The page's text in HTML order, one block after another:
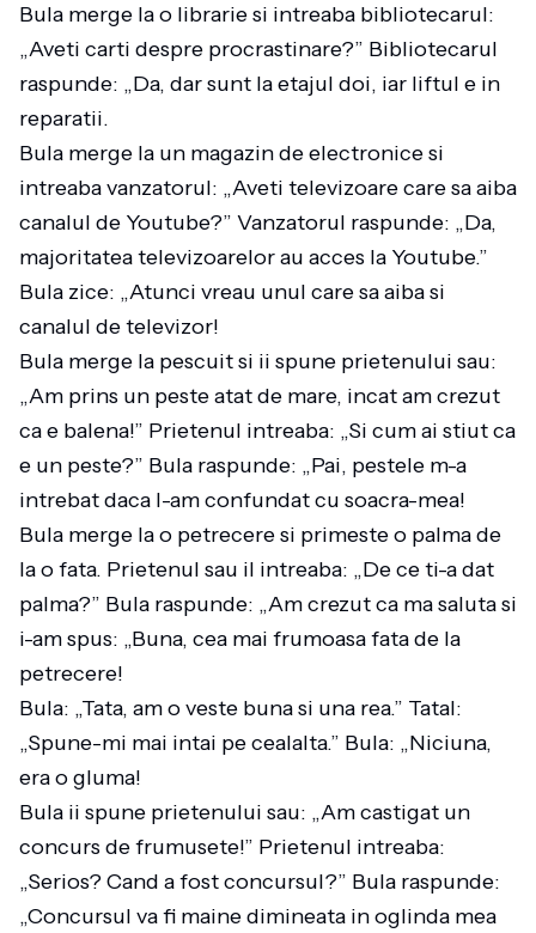
Bula merge la o librarie si intreaba bibliotecarul:
„Aveti carti despre procrastinare?” Bibliotecarul
raspunde: „Da, dar sunt la etajul doi, iar liftul e in
reparatii.
Bula merge la un magazin de electronice si
intreaba vanzatorul: „Aveti televizoare care sa aiba
canalul de Youtube?” Vanzatorul raspunde: „Da,
majoritatea televizoarelor au acces la Youtube.”
Bula zice: „Atunci vreau unul care sa aiba si
canalul de televizor!
Bula merge la pescuit si ii spune prietenului sau:
„Am prins un peste atat de mare, incat am crezut
ca e balena!” Prietenul intreaba: „Si cum ai stiut ca
e un peste?” Bula raspunde: „Pai, pestele m-a
intrebat daca l-am confundat cu soacra-mea!
Bula merge la o petrecere si primeste o palma de
la o fata. Prietenul sau il intreaba: „De ce ti-a dat
palma?” Bula raspunde: „Am crezut ca ma saluta si
i-am spus: „Buna, cea mai frumoasa fata de la
petrecere!
Bula: „Tata, am o veste buna si una rea.” Tatal:
„Spune-mi mai intai pe cealalta.” Bula: „Niciuna,
era o gluma!
Bula ii spune prietenului sau: „Am castigat un
concurs de frumusete!” Prietenul intreaba:
„Serios? Cand a fost concursul?” Bula raspunde:
„Concursul va fi maine dimineata in oglinda mea